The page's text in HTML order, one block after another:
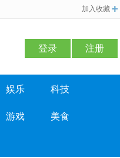
加入收藏
登录 注册
娱乐 科技
游戏 美食